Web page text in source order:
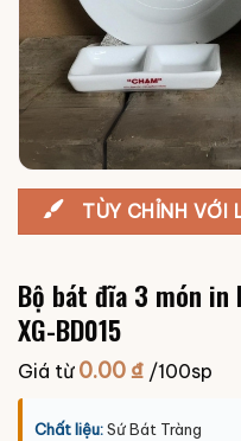
TÙY CHỈNH VỚI
Bộ bát đĩa 3 món in
XG-BD015
Giá từ 0.00₫ /100sp
Chất liệu:Sứ Bát Tràng